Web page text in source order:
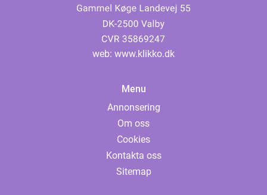
web: www.klikko.dk
Menu
Annonsering
Om oss
Cookies
Kontakta oss
Sitemap